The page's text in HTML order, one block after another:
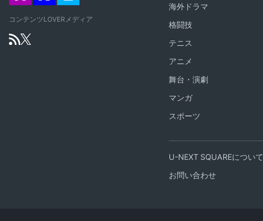
コンテンツLOVERメディア
海外ドラマ
格闘技
テニス
アニメ
舞台・演劇
マンガ
スポーツ
U-NEXT SQUAREについて
お問い合わせ